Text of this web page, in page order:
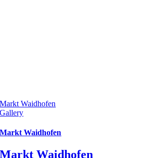
Markt Waidhofen
Gallery
Markt Waidhofen
Markt Waidhofen